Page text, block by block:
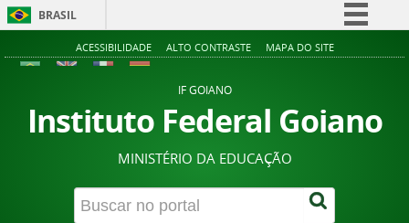
BRASIL
Simplifique!
Acesso à informação
Legislação
Canais
ACESSIBILIDADE ALTO CONTRASTE MAPA DO SITE
IF GOIANO
Instituto Federal Goiano
MINISTÉRIO DA EDUCAÇÃO